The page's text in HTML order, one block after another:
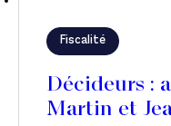
Fiscalité
Décideurs :
Martin et